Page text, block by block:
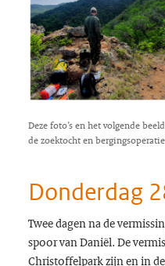
Deze foto’s en het volgende
de zoektocht en
Donderdag
Twee dagen na de
spoor van Daniël. De
Christoffelpark zijn en in